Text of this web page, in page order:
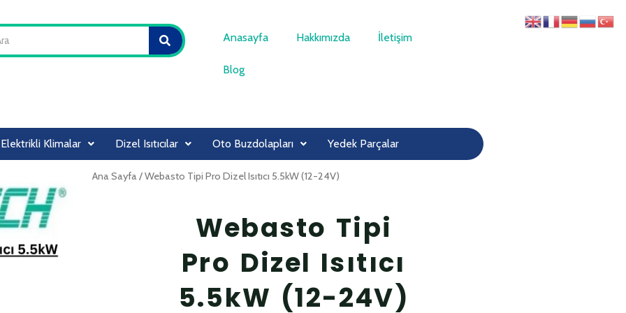
SEARCH
Anasayfa Hakkımızda İletişim
Blog
Elektrikli Klimalar Dizel Isıtıcılar Oto Buzdolapları Yedek Parçalar
Ana Sayfa/ Webasto Tipi Pro Dizel Isıtıcı 5.5kW (12-24V)
Webasto Tipi
Pro Dizel Isıtıcı
5.5kW (12-24V)